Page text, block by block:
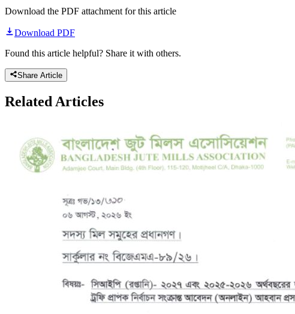
Download the PDF attachment for this article
Download PDF
Found this article helpful? Share it with others.
Share Article
Related Articles